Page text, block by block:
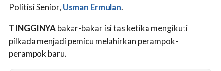
Politisi Senior, Usman Ermulan.
TINGGINYAbakar-bakar isi tas ketika mengikuti
pilkada menjadi pemicu melahirkan perampok-
perampok baru.